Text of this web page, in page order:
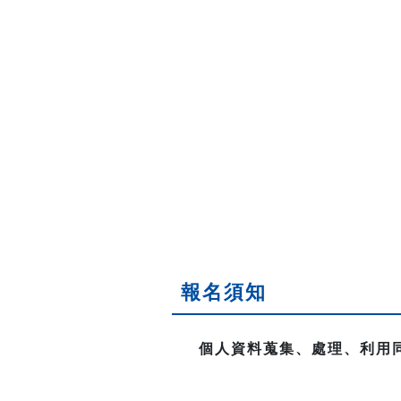
報名須知
個人資料蒐集、處理、利用